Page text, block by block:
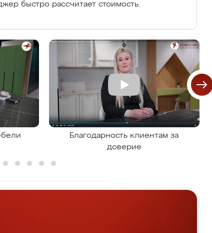
быстро рассчитает стоимость.
Благодарность клиентам за
доверие